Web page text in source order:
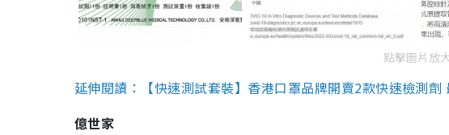
點擊圖片放
延伸閱讀：【快速測試套裝】香港口罩品牌開賣2款快速檢測
億世家